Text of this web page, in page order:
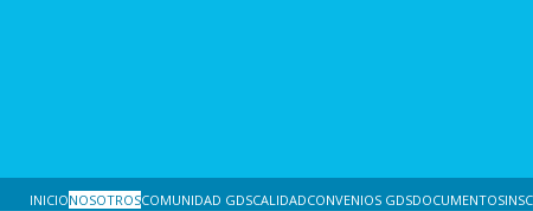
INICIONOSOTROSCOMUNIDAD GDSCALIDADCONVENIOS GDSDOCUMENTOS